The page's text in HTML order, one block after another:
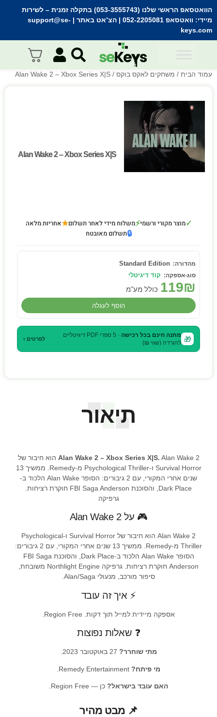
הוואטסאפ הראשי שלנו (053-3555743) בתקלה זמנית
– לשירות
מיידי: וואטסאפ 052-2205081 | הצ’אט באתר | support@se-
keys.com
עמוד הבית / משחקים לאקס בוקס / Alan Wake 2 – Xbox Series X|S
Alan Wake 2 – Xbox Series X|S
Alan Wake 2 – Xbox Series X|S
✓מוצר מקורי ורשמי⚡משלוח מידי לאחר תשלום★אחריות מלאה
🔒תשלום מאובטח
Standard Edition
קוד דיגיטלי
119₪ כולל מע"מ
הוסף לעגלה
🎁 מתנה חינם בכל רכישה
· 5 ספרי PDF דיגיטליים
להורדה (שווי ₪)
לפרטים ›
תיאור
Alan Wake 2 – Xbox Series X|S. Alan Wake 2 הוא חיבור של
Survival Horror ו-Psychological Thriller מ-Remedy. ממשיך 13
שנים אחרי המקורי, עם 2 גיבורים: הסופר Alan Wake הלכוד ב-
Dark Place, והסוכנת FBI Saga Anderson חוקרת רציחות.
גרפיקה
🎮 על Alan Wake 2
Alan Wake 2 הוא חיבור של Survival Horror ו-Psychological
Thriller מ-Remedy. ממשיך 13 שנים אחרי המקורי, עם 2 גיבורים:
הסופר Alan Wake הלכוד ב-Dark Place, והסוכנת FBI Saga
Anderson חוקרת רציחות. גרפיקה Northlight Engine משובחת,
סיפור מורכב, מנעולי Alan/Saga.
⚡ איך זה עובד
אספקה מיידית למייל תוך דקות. Region Free.
❓ שאלות נפוצות
מתי שוחרר?
מי פיתח?
האם עובד בישראל? כן — Region Free.
📌 מבט מהיר